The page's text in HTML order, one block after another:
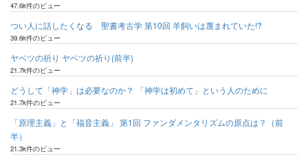
47.6k件のビュー
つい人に話したくなる 聖書考古学 第10回 羊飼いは蔑まれていた!?
39.6k件のビュー
ヤベツの祈り ヤベツの祈り(前半)
21.7k件のビュー
どうして「神学」は必要なのか？ 「神学は初めて」という人のために
21.7k件のビュー
「原理主義」と「福音主義」 第1回 ファンダメンタリズムの原点は？（前
半）
21.3k件のビュー